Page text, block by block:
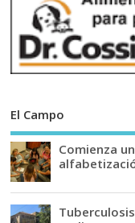
El Campo
Comienza